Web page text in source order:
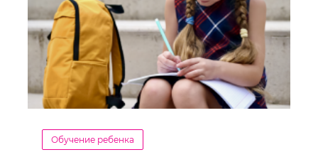
Обучение ребенка